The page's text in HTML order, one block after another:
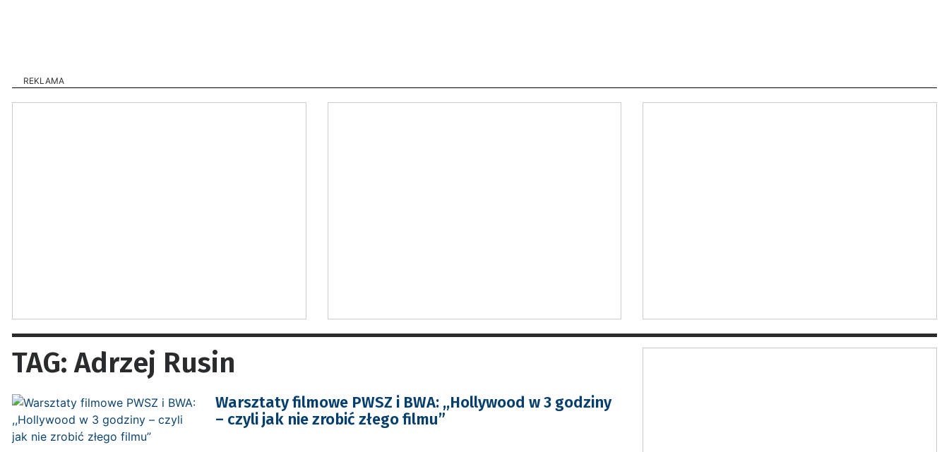
REKLAMA
TAG: Adrzej Rusin
Warsztaty filmowe PWSZ i BWA: ,,Hollywood w 3 godziny
– czyli jak nie zrobić złego filmu”